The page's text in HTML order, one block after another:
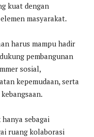
kuat dengan
masyarakat.
harus mampu hadir
pembangunan
sosial,
kepemudaan, serta
sebagai
ruang kolaborasi